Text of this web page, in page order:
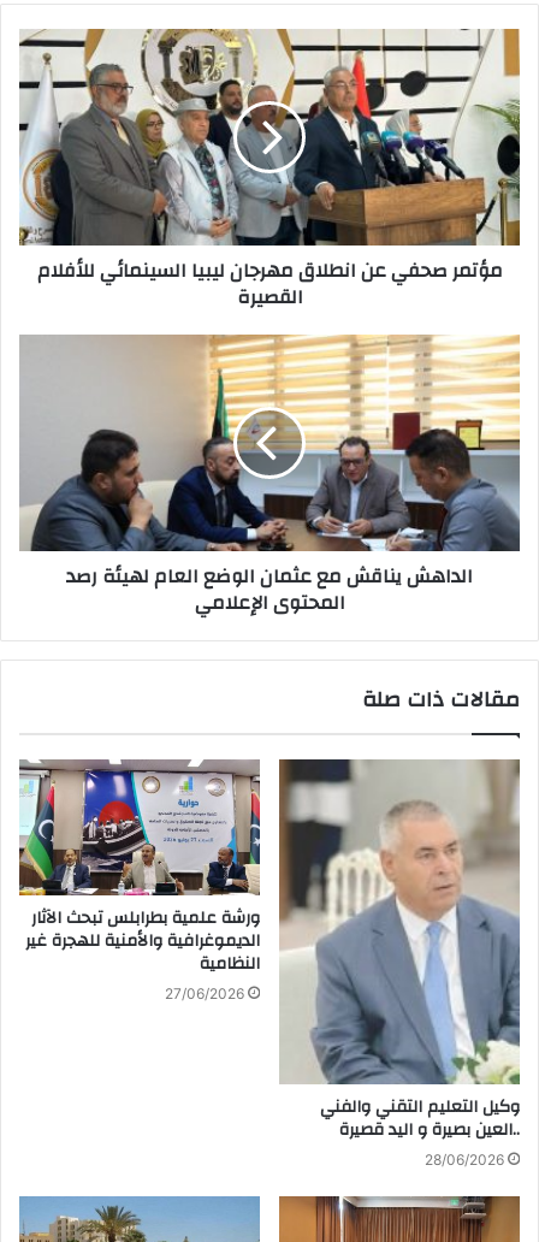
ل
إ
ل
ك
ت
ر
مؤتمر صحفي عن انطلاق مهرجان ليبيا السينمائي للأفلام
القصيرة
الداهش يناقش مع عثمان الوضع العام لهيئة رصد
المحتوى الإعلامي
مقالات ذات صلة
وكيل التعليم التقني والفني
..العين بصيرة و اليد قصيرة
28/06/2026
ورشة علمية بطرابلس تبحث الآثار
الديموغرافية والأمنية للهجرة غير
النظامية
27/06/2026